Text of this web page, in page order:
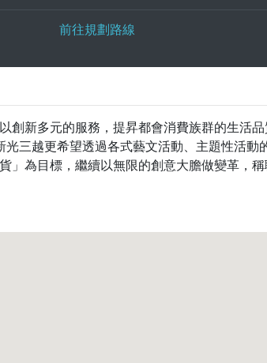
前往規劃路線
創新多元的服務，提昇都會消費族群的生活
三越更希望透過各式藝文活動、主題性活動
」為目標，繼續以無限的創意大膽做變革，